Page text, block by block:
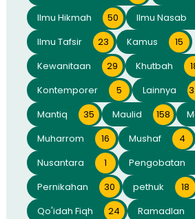
Ilmu Hikmah
50 Ilmu Nasab
Ilmu Tafsir
23 Kamus
15
Kewanitaan
29 Khutbah
Kontemporer
5 Lainnya
Mantiq
35 Maulid 158
Muharrom
16 Mushaf 4
Nusantara
1 Pengobatan
Pernikahan
30 pethuk 18
Qo'idah Fiqh
24 Ramadlan